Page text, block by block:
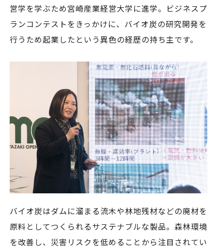
営学を学ぶため宮崎産業経営大学に進学。ビジネスプ
ランコンテストをきっかけに、バイオ炭の研究開発を
行うため起業したという異色の経歴の持ち主です。
バイオ炭はダムに溜まる流木や林地残材などの廃材を
原料としてつくられるサステナブルな製品。森林環境
を改善し、災害リスクを低めることから注目されてい